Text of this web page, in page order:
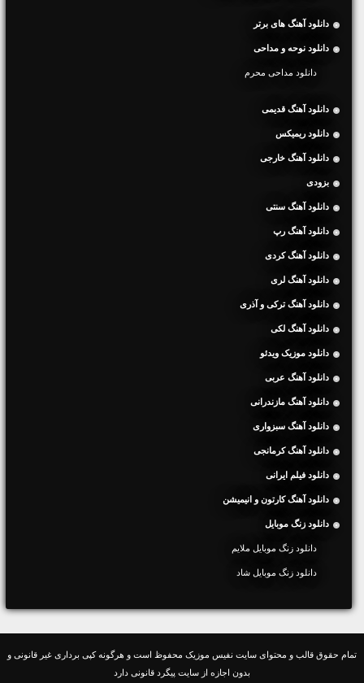
دانلود آهنگ های برتر
دانلود نوحه و مداحی
دانلود مداحی محرم
دانلود آهنگ قدیمی
دانلود ریمیکس
دانلود آهنگ خارجی
بزودی
دانلود آهنگ سنتی
دانلود آهنگ رپ
دانلود آهنگ کردی
دانلود آهنگ لری
دانلود آهنگ ترکی و آذری
دانلود آهنگ لکی
دانلود موزیک ویدئو
دانلود آهنگ عربی
دانلود آهنگ مازندرانی
دانلود آهنگ سبزواری
دانلود آهنگ کرمانجی
دانلود فیلم ایرانی
دانلود آهنگ کارتون و انیمیشن
دانلود زنگ موبایل
دانلود زنگ موبایل ملایم
دانلود زنگ موبایل شاد
تمام حقوق قالب و محتوای سایت نفیس موزیک محفوظ است و هرگونه کپی برداری غیر قانونی و
بدون اجازه از سایت پیگرد قانونی دارد